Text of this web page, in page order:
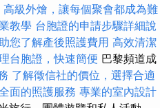
高級外燴，讓每個聚會都成為難
教學 台胞證的申請步驟詳細說
您了解產後照護費用 高效清潔
台胞證，快速簡便 巴黎頻道成
了解徵信社的價位，選擇合適
面的照護服務 專業的室內設計